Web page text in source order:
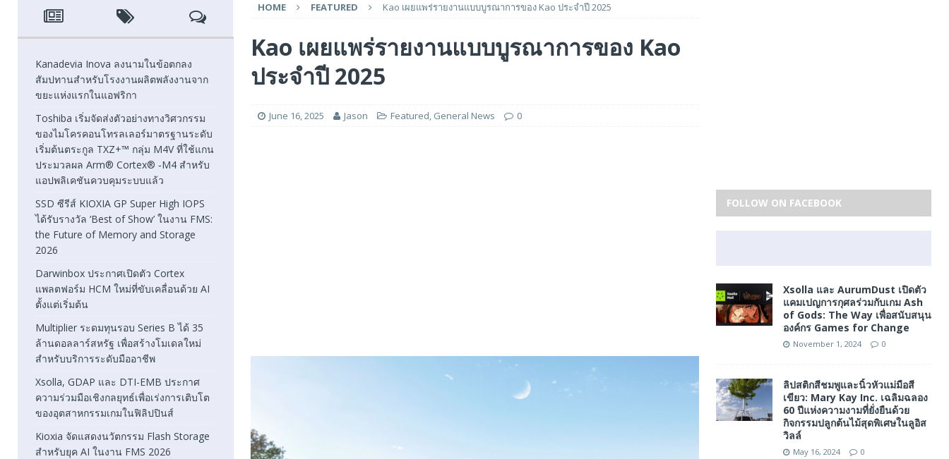
แกนประมวลผล Arm® Cortex® ‑M4 สำหรับแอปพลิเคชันควบคุมระบบแล้ว
FEATURED
[ August 7, 2026 ] SSD ซีรีส์ KIOXIA GP Super High IOPS ได้รับรางวัล ‘Best of Show’ ในงาน FMS: the Future of Memory and Storage
2026
FEATURED
[ August 6, 2026 ] Darwinbox ประกาศเปิดตัว Cortex แพลตฟอร์ม HCM ใหม่ที่ขับเคลื่อนด้วย AI ตั้งแต่เริ่มต้น
FEATURED
HOME FEATURED Kao เผยแพร่รายงานแบบบูรณาการของ Kao ประจำปี 2025
Kao เผยแพร่รายงานแบบบูรณาการของ Kao
ประจำปี 2025
June 16, 2025 Jason Featured, General News 0
Kanadevia Inova ลงนามในข้อตกลง
สัมปทานสำหรับโรงงานผลิตพลังงานจาก
ขยะแห่งแรกในแอฟริกา
Toshiba เริ่มจัดส่งตัวอย่างทางวิศวกรรม
ของไมโครคอนโทรลเลอร์มาตรฐานระดับ
เริ่มต้นตระกูล TXZ+™ กลุ่ม M4V ที่ใช้แกน
ประมวลผล Arm® Cortex® ‑M4 สำหรับ
แอปพลิเคชันควบคุมระบบแล้ว
SSD ซีรีส์ KIOXIA GP Super High IOPS
ได้รับรางวัล ‘Best of Show’ ในงาน FMS:
the Future of Memory and Storage
2026
Darwinbox ประกาศเปิดตัว Cortex
แพลตฟอร์ม HCM ใหม่ที่ขับเคลื่อนด้วย AI
ตั้งแต่เริ่มต้น
Multiplier ระดมทุนรอบ Series B ได้ 35
ล้านดอลลาร์สหรัฐ เพื่อสร้างโมเดลใหม่
สำหรับบริการระดับมืออาชีพ
Xsolla, GDAP และ DTI-EMB ประกาศ
ความร่วมมือเชิงกลยุทธ์เพื่อเร่งการเติบโต
ของอุตสาหกรรมเกมในฟิลิปปินส์
Kioxia จัดแสดงนวัตกรรม Flash Storage
สำหรับยุค AI ในงาน FMS 2026
FOLLOW ON FACEBOOK
Xsolla และ AurumDust เปิดตัว
แคมเปญการกุศลร่วมกับเกม Ash
of Gods: The Way เพื่อสนับสนุน
องค์กร Games for Change
November 1, 2024 0
ลิปสติกสีชมพูและนิ้วหัวแม่มือสี
เขียว: Mary Kay Inc. เฉลิมฉลอง
60 ปีแห่งความงามที่ยั่งยืนด้วย
กิจกรรมปลูกต้นไม้สุดพิเศษในลูอิส
วิลล์
May 16, 2024 0